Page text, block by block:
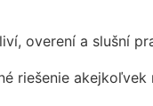
overení a slušní
riešenie akejkoľvek